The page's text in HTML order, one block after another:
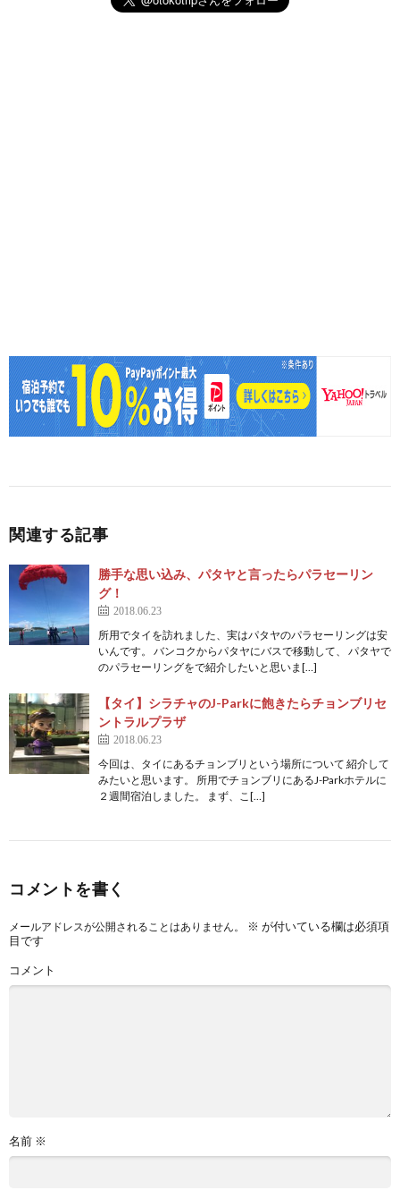
関連する記事
勝手な思い込み、パタヤと言ったらパラセーリン
グ！
2018.06.23
所用でタイを訪れました、実はパタヤのパラセーリングは安
いんです。 バンコクからパタヤにバスで移動して、 パタヤで
のパラセーリングをで紹介したいと思いま[…]
【タイ】シラチャのJ-Parkに飽きたらチョンブリセ
ントラルプラザ
2018.06.23
今回は、タイにあるチョンブリという場所について 紹介して
みたいと思います。 所用でチョンブリにあるJ-Parkホテルに
２週間宿泊しました。 まず、こ[…]
コメントを書く
メールアドレスが公開されることはありません。 ※ が付いている欄は必須項
目です
コメント
名前 ※